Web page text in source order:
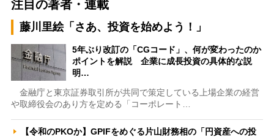
注目の著者・連載
藤川里絵「さあ、投資を始めよう！」
5年ぶり改訂の「CGコード」、何が変わったのか
ポイントを解説 企業に成長投資の具体的な説
明…
金融庁と東京証券取引所が共同で策定している上場企業の経営
や取締役会のあり方を定める「コーポレート…
【令和のPKOか】GPIFをめぐる片山財務相の「円資産への投